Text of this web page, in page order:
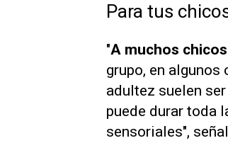
Para tus
"A muchos
grupo, en
adultez suelen
puede durar toda
sensoriales",